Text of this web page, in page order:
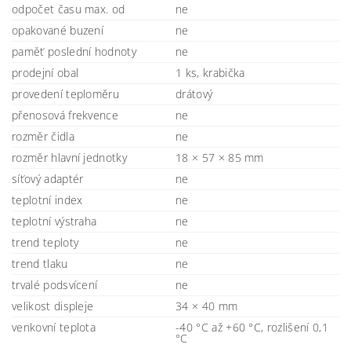
odpočet času max. od
ne
opakované buzení
ne
paměť poslední hodnoty
ne
prodejní obal
1 ks, krabička
provedení teploměru
drátový
přenosová frekvence
ne
rozměr čidla
ne
rozměr hlavní jednotky
18 × 57 × 85 mm
síťový adaptér
ne
teplotní index
ne
teplotní výstraha
ne
trend teploty
ne
trend tlaku
ne
trvalé podsvícení
ne
velikost displeje
34 × 40 mm
venkovní teplota
-40 °C až +60 °C, rozlišení 0,1
°C